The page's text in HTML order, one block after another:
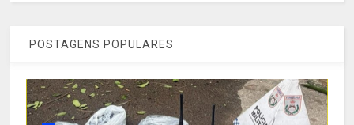
POSTAGENS POPULARES